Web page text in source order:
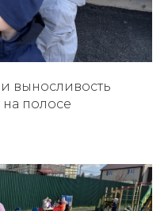
выносливость
полосе